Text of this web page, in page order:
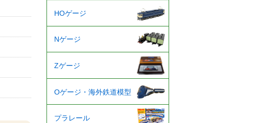
HOゲージ
Nゲージ
Zゲージ
Oゲージ・海外鉄道模型
プラレール